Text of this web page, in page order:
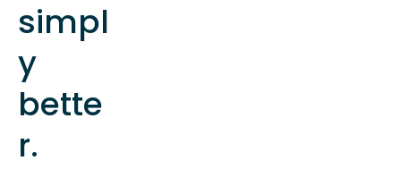
simpl
y
bette
r.